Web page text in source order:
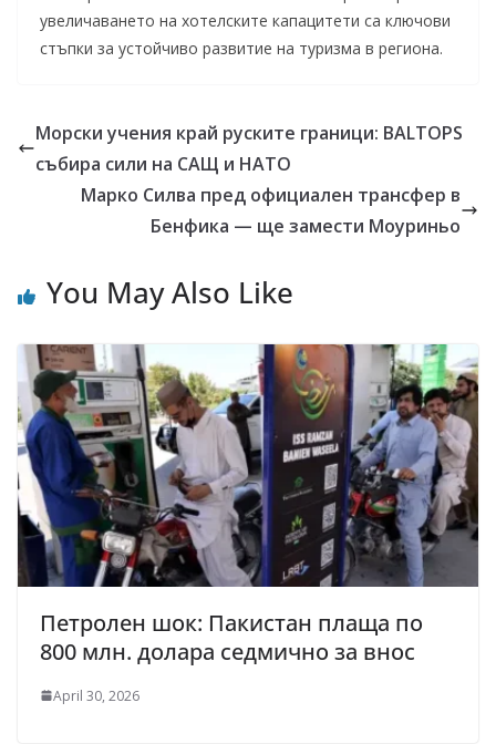
увеличаването на хотелските капацитети са ключови
стъпки за устойчиво развитие на туризма в региона.
Морски учения край руските граници: BALTOPS
събира сили на САЩ и НАТО
Марко Силва пред официален трансфер в
Бенфика — ще замести Моуриньо
You May Also Like
Петролен шок: Пакистан плаща по
800 млн. долара седмично за внос
April 30, 2026